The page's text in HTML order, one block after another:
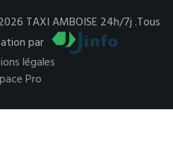
TAXI AMBOISE 24h/7j .Tous
par
légales
Pro